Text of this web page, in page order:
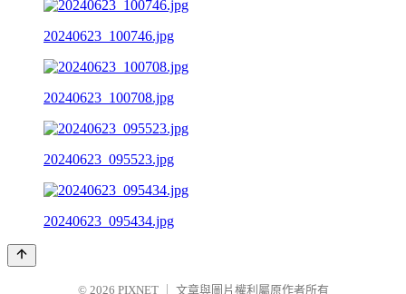
20240623_100746.jpg
20240623_100708.jpg
20240623_095523.jpg
20240623_095434.jpg
© 2026 PIXNET 文章與圖片權利屬原作者所有